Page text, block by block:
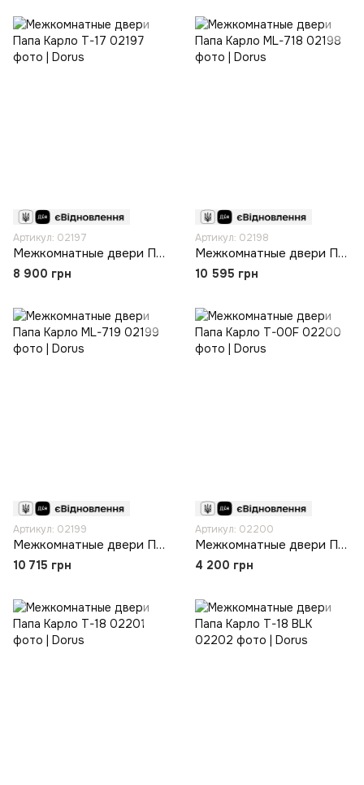
Артикул: 02197
Межкомнатные двери Папа Карло T-17
8 900 грн
Артикул: 02198
Межкомнатные двери Папа Карло ML-718
10 595 грн
Артикул: 02199
Межкомнатные двери Папа Карло ML-719
10 715 грн
Артикул: 02200
Межкомнатные двери Папа Карло T-00F
4 200 грн